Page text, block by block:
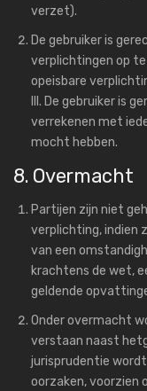
verzet).
De gebruiker is
verplichtingen op
opeisbare
III. De gebruiker is
verrekenen met
mocht hebben.
8. Overmacht
Partijen zijn niet
verplichting, indien
van een
krachtens de wet,
geldende
Onder overmacht
verstaan naast
jurisprudentie
oorzaken, voorzien